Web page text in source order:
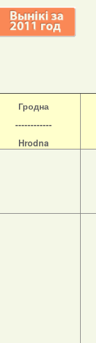
Гродна
------------
Hrodna